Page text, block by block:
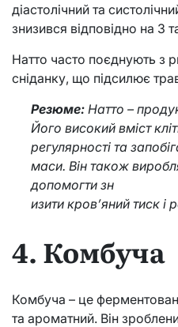
діастолічний та
знизився відповідно на 3
Натто часто поєднують з
сніданку, що підсилює
Резюме: Натто –
Його високий вміст
регулярності та
маси. Він також
допомогти зн
изити кров’яний тиск і
4. Комбуча
Комбуча – це
та ароматний. Він